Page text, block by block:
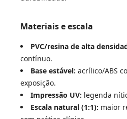
Materiais e escala
PVC/resina de alta
contínuo.
Base estável: acrílico/ABS
exposição.
Impressão UV: legenda
Escala natural (1:1): maior